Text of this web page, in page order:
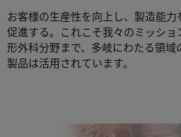
お客様の生産性を向上し、製造能
促進する。これこそ我々のミッシ
形外科分野まで、多岐にわたる領
製品は活用されています。